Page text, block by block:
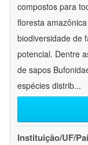
compostos para
floresta
biodiversidade de
potencial. Dentre
de sapos
espécies distrib...
Instituição/UF/